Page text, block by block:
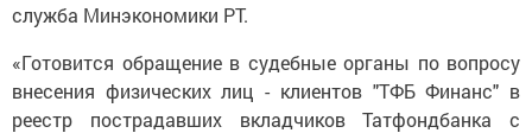
служба Минэкономики РТ.
«Готовится обращение в судебные органы по вопросу
внесения физических лиц - клиентов "ТФБ Финанс" в
реестр пострадавших вкладчиков Татфондбанка с